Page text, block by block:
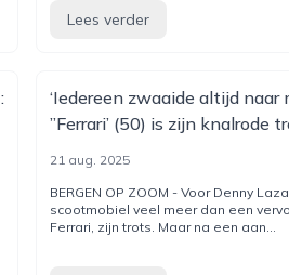
Lees verder
‘Iedereen zwaaide altijd naar
’’Ferrari’ (50) is zijn knalrode
21 aug. 2025
BERGEN OP ZOOM - Voor Denny
scootmobiel veel meer dan een
Ferrari, zijn trots. Maar na een aan...